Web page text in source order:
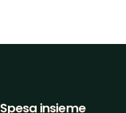
Spesa insieme